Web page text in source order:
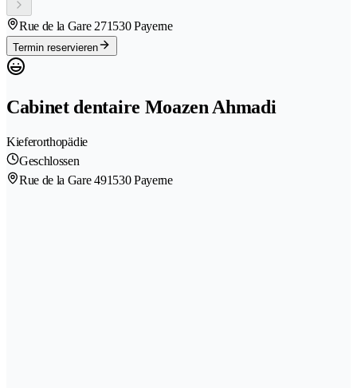
Rue de la Gare 271530 Payerne
Termin reservieren
Cabinet dentaire Moazen Ahmadi
Kieferorthopädie
Geschlossen
Rue de la Gare 491530 Payerne